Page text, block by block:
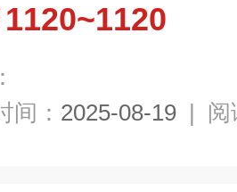
1120~1120
间： 2025-08-19 | 阅